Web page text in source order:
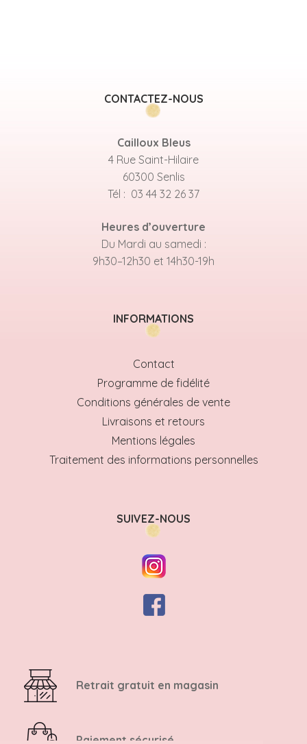
CONTACTEZ-NOUS
Cailloux Bleus
4 Rue Saint-Hilaire
60300 Senlis
Tél : 03 44 32 26 37
Heures d’ouverture
Du Mardi au samedi :
9h30–12h30 et 14h30-19h
INFORMATIONS
Contact
Programme de fidélité
Conditions générales de vente
Livraisons et retours
Mentions légales
Traitement des informations personnelles
SUIVEZ-NOUS
Retrait gratuit en magasin
Paiement sécurisé